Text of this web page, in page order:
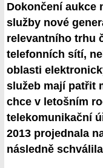
Dokončení aukce
služby nové
relevantního trhu
telefonních sítí,
oblasti
služeb mají patřit
chce v letošním
telekomunikační
2013 projednala
následně